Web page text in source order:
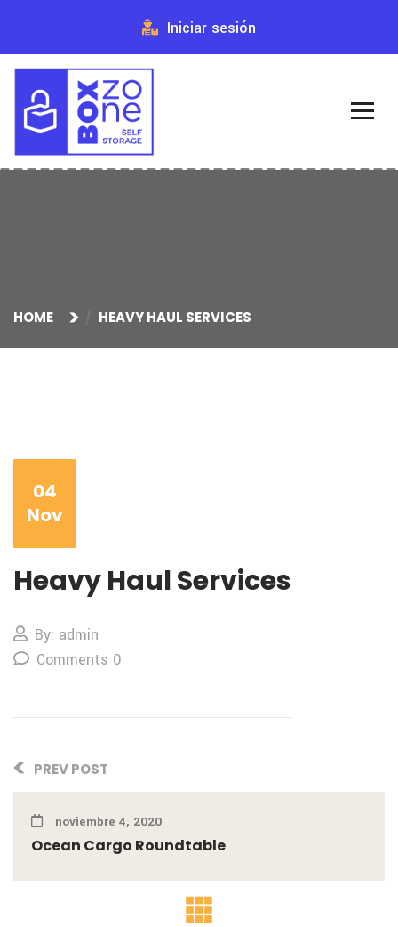
Iniciar sesión
HOME HEAVY HAUL SERVICES
04
Nov
Heavy Haul Services
By: admin
Comments 0
PREV POST
noviembre 4, 2020
Ocean Cargo Roundtable